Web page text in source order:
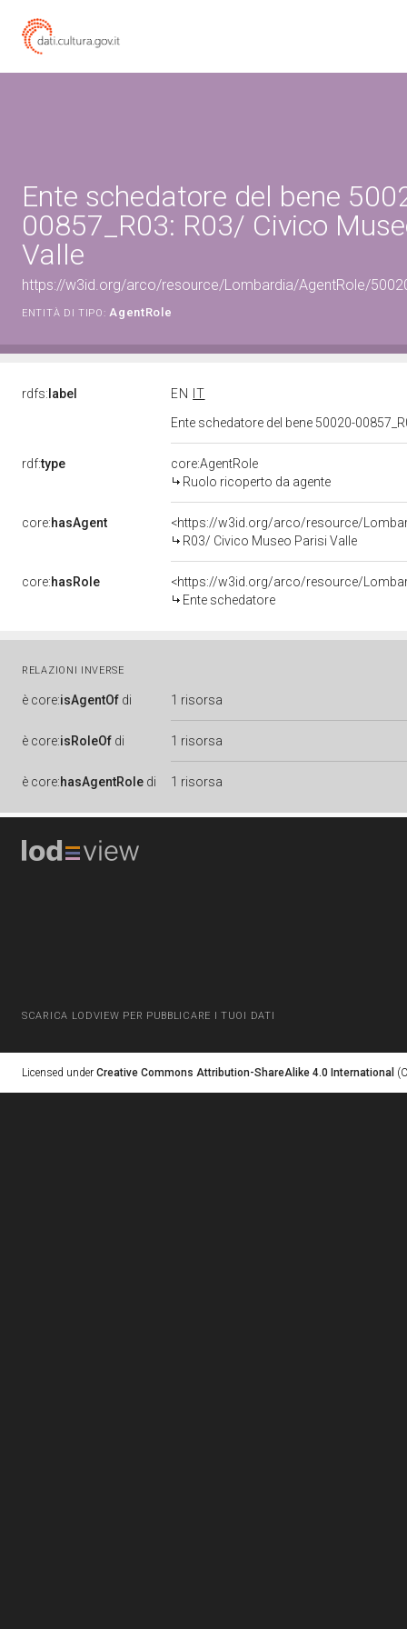
Ente schedatore del bene
00857_R03: R03/ Civico
Valle
https://w3id.org/arco/resource/Lombardia/AgentRole/
ENTITÀ DI TIPO: AgentRole
rdfs: label EN
IT
Ente schedatore del bene 50020-
rdf:type
core:AgentRole
Ruolo ricoperto da agente
core:hasAgent
<https://w3id.org/arco/resource/
R03/ Civico Museo Parisi Valle
core:hasRole
<https://w3id.org/arco/resource/
Ente schedatore
RELAZIONI INVERSE
è core:isAgentOf di 1 risorsa
è core:isRoleOf di 1 risorsa
è core:hasAgentRole di 1 risorsa
SCARICA LODVIEW PER PUBBLICARE I TUOI DATI
Licensed under Creative Commons Attribution-ShareAlike 4.0 International